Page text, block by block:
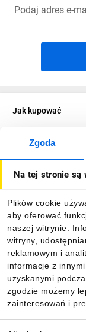
Zgoda
Na tej stronie są
Plików cookie
aby oferować
naszej witrynie.
witryny,
reklamowym i
informacje z
uzyskanymi
zgodzie możemy
zainteresowań i
Podaj adres e-
Jak kupować
O firmie
Informacje